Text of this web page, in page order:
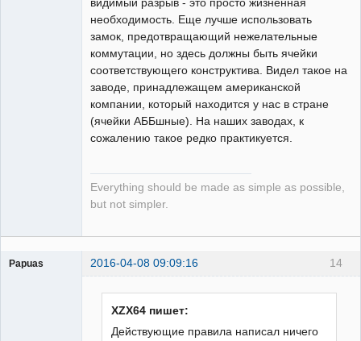
необходимость. Еще лучше использовать
замок, предотвращающий нежелательные
коммутации, но здесь должны быть ячейки
соответствующего конструктива. Видел такое на
заводе, принадлежащем американской
компании, который находится у нас в стране
(ячейки АББшные). На наших заводах, к
сожалению такое редко практикуется.
Everything should be made as simple as possible,
but not simpler.
14
Papuas 2016-04-08 09:09:16
XZX64 пишет:
Действующие правила написал ничего